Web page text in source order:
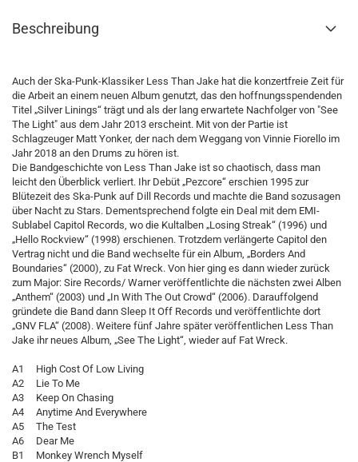
Beschreibung
Auch der Ska-Punk-Klassiker Less Than Jake hat die konzertfreie Zeit für
die Arbeit an einem neuen Album genutzt, das den hoffnungsspendenden
Titel „Silver Linings“ trägt und als der lang erwartete Nachfolger von "See
The Light" aus dem Jahr 2013 erscheint. Mit von der Partie ist
Schlagzeuger Matt Yonker, der nach dem Weggang von Vinnie Fiorello im
Jahr 2018 an den Drums zu hören ist.
Die Bandgeschichte von Less Than Jake ist so chaotisch, dass man
leicht den Überblick verliert. Ihr Debüt „Pezcore“ erschien 1995 zur
Blütezeit des Ska-Punk auf Dill Records und machte die Band sozusagen
über Nacht zu Stars. Dementsprechend folgte ein Deal mit dem EMI-
Sublabel Capitol Records, wo die Kultalben „Losing Streak“ (1996) und
„Hello Rockview“ (1998) erschienen. Trotzdem verlängerte Capitol den
Vertrag nicht und die Band wechselte für ein Album, „Borders And
Boundaries“ (2000), zu Fat Wreck. Von hier ging es dann wieder zurück
zum Major: Sire Records/ Warner veröffentlichte die nächsten zwei Alben
„Anthem“ (2003) und „In With The Out Crowd“ (2006). Darauffolgend
gründete die Band dann Sleep It Off Records und veröffentlichte dort
„GNV FLA“ (2008). Weitere fünf Jahre später veröffentlichen Less Than
Jake ihr neues Album, „See The Light“, wieder auf Fat Wreck.
A1 High Cost Of Low Living
A2 Lie To Me
A3 Keep On Chasing
A4 Anytime And Everywhere
A5 The Test
A6 Dear Me
B1 Monkey Wrench Myself